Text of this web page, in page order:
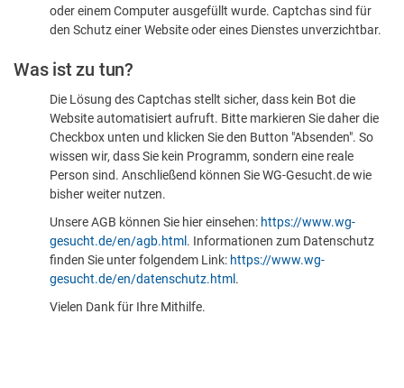
sind
oder einem Computer ausgefüllt wurde. Captchas sind für
den Schutz einer Website oder eines Dienstes unverzichtbar.
Was ist zu tun?
Die Lösung des Captchas stellt sicher, dass kein Bot die
Website automatisiert aufruft. Bitte markieren Sie daher die
Checkbox unten und klicken Sie den Button "Absenden". So
wissen wir, dass Sie kein Programm, sondern eine reale
Person sind. Anschließend können Sie WG-Gesucht.de wie
bisher weiter nutzen.
Unsere AGB können Sie hier einsehen: https://www.wg-
gesucht.de/en/agb.html . Informationen zum Datenschutz
finden Sie unter folgendem Link: https://www.wg-
gesucht.de/en/datenschutz.html .
Vielen Dank für Ihre Mithilfe.